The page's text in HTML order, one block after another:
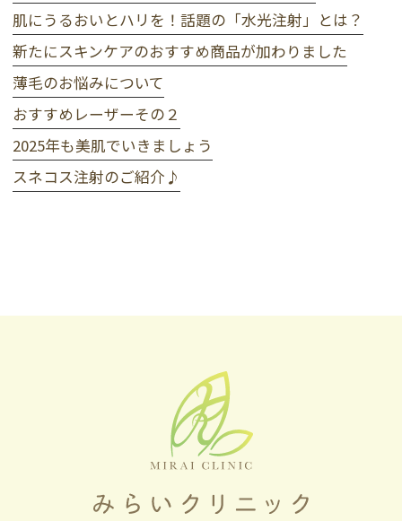
肌にうるおいとハリを！話題の「水光注射」とは？
新たにスキンケアのおすすめ商品が加わりました
薄毛のお悩みについて
おすすめレーザーその２
2025年も美肌でいきましょう
スネコス注射のご紹介♪